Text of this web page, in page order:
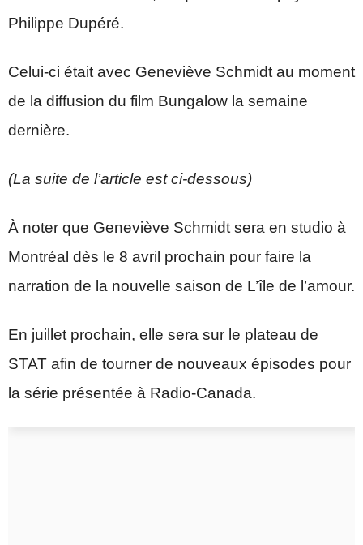
Philippe Dupéré.
Celui-ci était avec Geneviève Schmidt au moment
de la diffusion du film Bungalow la semaine
dernière.
(La suite de l’article est ci-dessous)
À noter que Geneviève Schmidt sera en studio à
Montréal dès le 8 avril prochain pour faire la
narration de la nouvelle saison de L’île de l’amour.
En juillet prochain, elle sera sur le plateau de
STAT afin de tourner de nouveaux épisodes pour
la série présentée à Radio-Canada.